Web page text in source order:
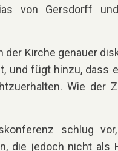
von Gersdorff
Kirche genauer
und fügt hinzu, dass
Wie der
schlug
die jedoch nicht als